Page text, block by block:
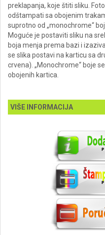
preklapanja, koje štiti sliku.
odštampati sa obojenim
suprotno od „monochrome“
Moguće je postaviti sliku na
boja menja prema bazi i
se slika postavi na karticu sa
crvena). „Monochrome“ boje
obojenih kartica.
VIŠE INFORMACIJA